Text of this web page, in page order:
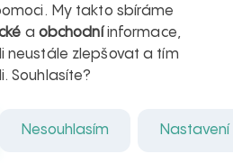
a
léčba
myastenie –
naděje pro ty,
kteří ji...
My takto sbíráme
a obchodníinformace,
neustále zlepšovat a tím
Souhlasíte?
Nesouhlasím Nastavení